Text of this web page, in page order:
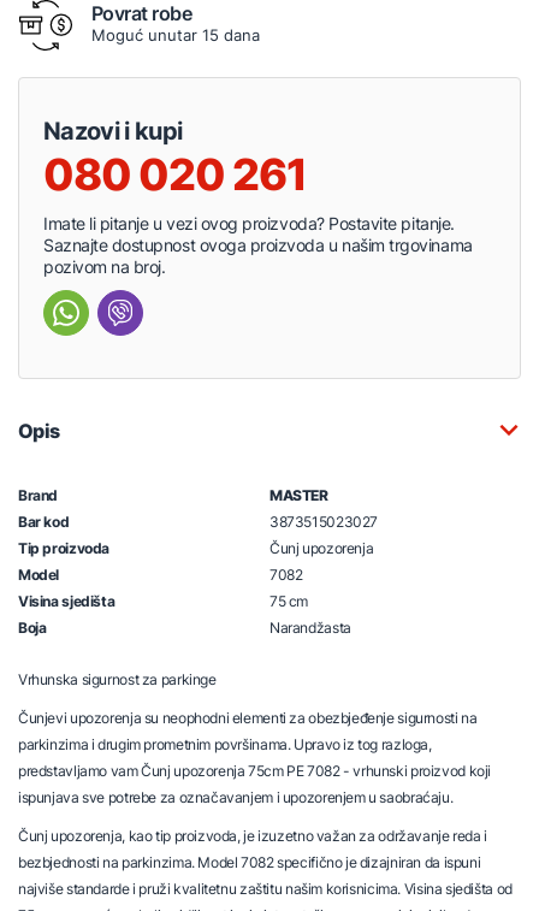
Povrat robe
Moguć unutar 15 dana
Nazovi i kupi
080 020 261
Imate li pitanje u vezi ovog proizvoda? Postavite pitanje.
Saznajte dostupnost ovoga proizvoda u našim trgovinama
pozivom na broj.
Opis
Brand
MASTER
Bar kod
3873515023027
Tip proizvoda
Čunj upozorenja
Model
7082
Visina sjedišta
75 cm
Boja
Narandžasta
Vrhunska sigurnost za parkinge
Čunjevi upozorenja su neophodni elementi za obezbjeđenje sigurnosti na
parkinzima i drugim prometnim površinama. Upravo iz tog razloga,
predstavljamo vam Čunj upozorenja 75cm PE 7082 - vrhunski proizvod koji
ispunjava sve potrebe za označavanjem i upozorenjem u saobraćaju.
Čunj upozorenja, kao tip proizvoda, je izuzetno važan za održavanje reda i
bezbjednosti na parkinzima. Model 7082 specifično je dizajniran da ispuni
najviše standarde i pruži kvalitetnu zaštitu našim korisnicima. Visina sjedišta od